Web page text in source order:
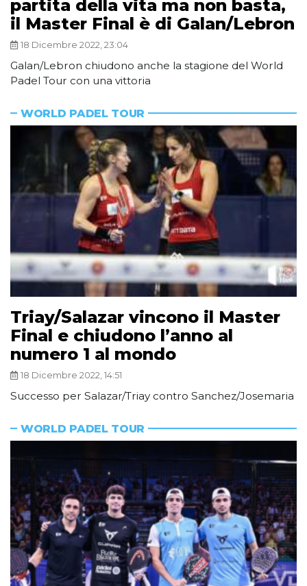
partita della vita ma non basta,
il Master Final è di Galan/Lebron
18 Dicembre 2022, 23:04
Galan/Lebron chiudono anche la stagione del World
Padel Tour con una vittoria
WORLD PADEL TOUR
Triay/Salazar vincono il Master
Final e chiudono l’anno al
numero 1 al mondo
18 Dicembre 2022, 14:51
Successo per Salazar/Triay contro Sanchez/Josemaria
WORLD PADEL TOUR